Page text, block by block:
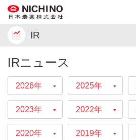
IR
IRニュース
2026年 2025年
2023年 2022年
2020年 2019年